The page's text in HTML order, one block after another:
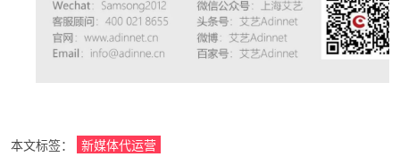
本文标签： 新媒体代运营